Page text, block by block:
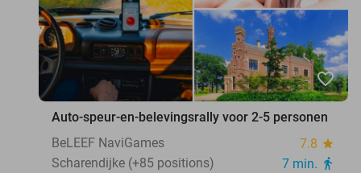
favorite_border
Auto-speur-en-belevingsrally voor 2-5 personen
BeLEEF NaviGames
7.8 star
Scharendijke (+85 positions) 7 min. directions_walk